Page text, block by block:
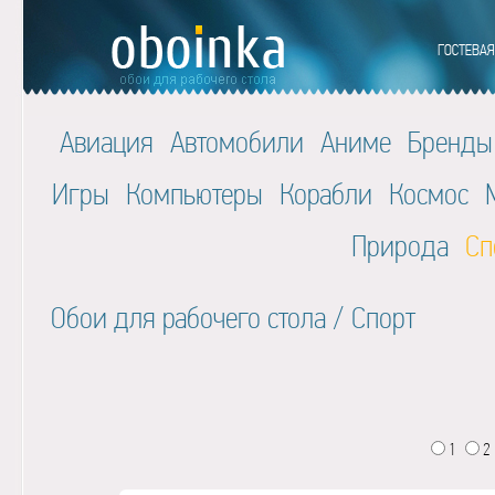
Авиация Автомобили Аниме Бренды
Игры Компьютеры Корабли Космос
Природа
Обои для рабочего стола/ Спорт
1 2